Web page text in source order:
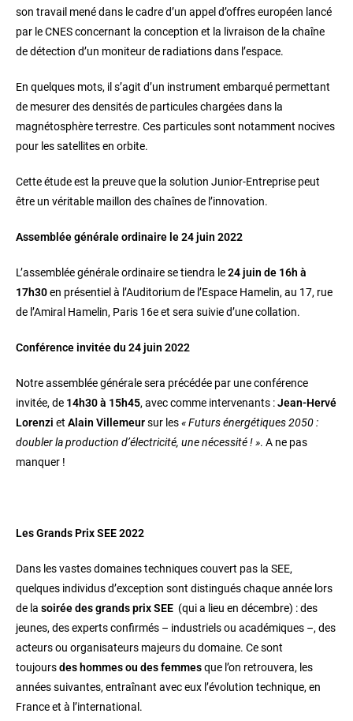
son travail mené dans le cadre d’un appel d’offres européen lancé
par le CNES concernant la conception et la livraison de la chaîne
de détection d’un moniteur de radiations dans l’espace.
En quelques mots, il s’agit d’un instrument embarqué permettant
de mesurer des densités de particules chargées dans la
magnétosphère terrestre. Ces particules sont notamment nocives
pour les satellites en orbite.
Cette étude est la preuve que la solution Junior-Entreprise peut
être un véritable maillon des chaînes de l’innovation.
Assemblée générale ordinaire le 24 juin 2022
L’assemblée générale ordinaire se tiendra le24 juin de 16h à
17h30en présentiel à l’Auditorium de l’Espace Hamelin, au 17, rue
de l’Amiral Hamelin, Paris 16e et sera suivie d’une collation.
Conférence invitée du 24 juin 2022
Notre assemblée générale sera précédée par une conférence
invitée, de 14h30 à 15h45, avec comme intervenants :Jean-Hervé
Lorenzi et Alain Villemeursur les« Futurs énergétiques 2050 :
doubler la production d’électricité, une nécessité ! ». A ne pas
manquer !
Les Grands Prix SEE 2022
Dans les vastes domaines techniques couvert pas la SEE,
quelques individus d’exception sont distingués chaque année lors
de la soirée des grands prix SEE (qui a lieu en décembre) : des
jeunes, des experts confirmés – industriels ou académiques –, des
acteurs ou organisateurs majeurs du domaine. Ce sont
toujoursdes hommes ou des femmesque l’on retrouvera, les
années suivantes, entraînant avec eux l’évolution technique, en
France et à l’international.